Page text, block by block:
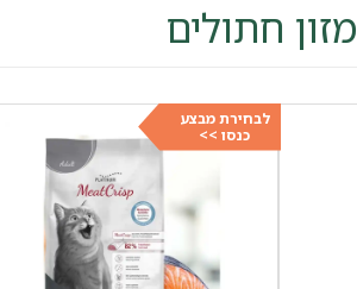
מזון חתולים
לבחירת מבצע
כנסו >>